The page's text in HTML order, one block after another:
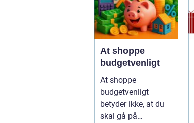
At shoppe
budgetvenligt
At shoppe
budgetvenligt
betyder ikke, at du
skal gå på